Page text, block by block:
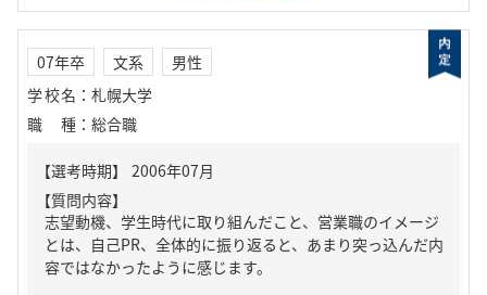
07年卒 文系
男性
学校名 ： 札幌大学
職種 ： 総合職
【質問内容】
志望動機、学生時代に取り組んだこと、営業職のイメージ
とは、自己PR、全体的に振り返ると、あまり突っ込んだ内
容ではなかったように感じます。